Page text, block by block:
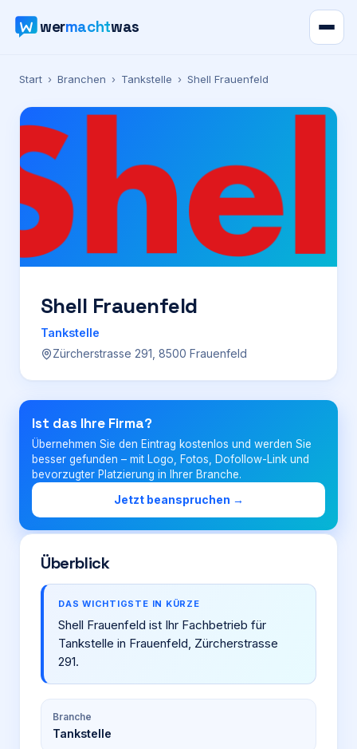
wermachtwas
Verzeichnis
Karte
News
Ratgeber
Werbung
Preise
Für Firmen
Login
Firma eintragen
Start › Branchen › Tankstelle › Shell Frauenfeld
Shell Frauenfeld
Tankstelle
Zürcherstrasse 291, 8500 Frauenfeld
Ist das Ihre Firma?
Übernehmen Sie den Eintrag kostenlos und werden Sie
besser gefunden – mit Logo, Fotos, Dofollow-Link und
bevorzugter Platzierung in Ihrer Branche.
Jetzt beanspruchen →
Überblick
DAS WICHTIGSTE IN KÜRZE
Shell Frauenfeld ist Ihr Fachbetrieb für
Tankstelle in Frauenfeld, Zürcherstrasse
291.
Branche
Tankstelle